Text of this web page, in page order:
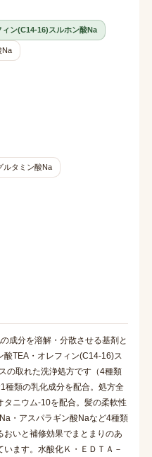
ィン(C14-16)スルホン酸Na
Na
ルタミン酸Na
成分を溶解・分散させる基剤と
酸TEA・オレフィン(C14-16)ス
の取れた洗浄処方です（4種類
種類の乳化成分を配合。処方全
タニウム-10を配合。髪の柔軟性
・アスパラギン酸Naなど4種類
いと補修効果でまとまりのあ
ます。水酸化Ｋ・ＥＤＴＡ－